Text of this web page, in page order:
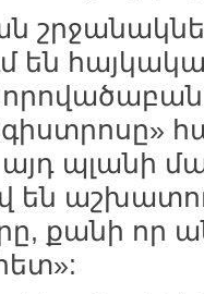
են
այդ պլանի
են
քանի որ